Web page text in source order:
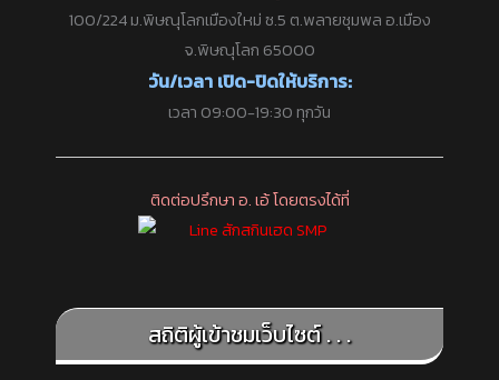
100/224 ม.พิษณุโลกเมืองใหม่ ซ.5 ต.พลายชุมพล อ.เมือง
จ.พิษณุโลก 65000
วัน/เวลา เปิด-ปิดให้บริการ:
เวลา 09:00-19:30 ทุกวัน
ติดต่อปรึกษา อ. เอ้ โดยตรงได้ที่
สถิติผู้เข้าชมเว็บไซต์ . . .